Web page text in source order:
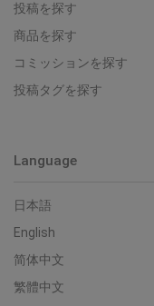
投稿を探す
商品を探す
コミッションを探す
投稿タグを探す
Language
日本語
English
简体中文
繁體中文